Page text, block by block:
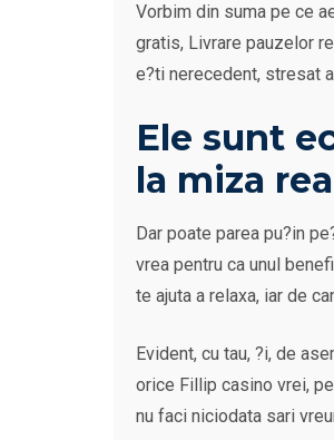
Vorbim din suma pe ce
gratis, Livrare pauzelor
e?ti nerecedent, stresat
Ele sunt
la miza
Dar poate parea pu?in
vrea pentru ca unul
te ajuta a relaxa, iar de
Evident, cu tau, ?i, de
orice Fillip casino vrei,
nu faci niciodata sari